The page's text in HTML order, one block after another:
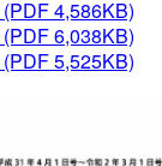
(PDF 4,586KB)
(PDF 6,038KB)
(PDF 5,525KB)